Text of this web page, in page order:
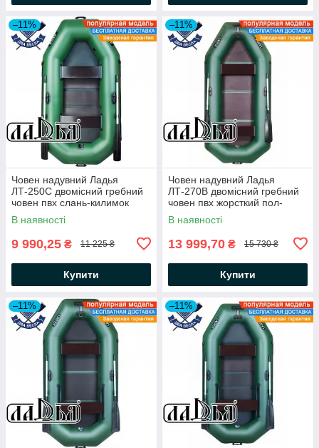
–11%
Човен надувний Ладья
ЛТ-250С двомісний гребний
човен пвх слань-килимок
балони 37
В наявності
9 990,25 ₴ 11 225 ₴
Купити
–11%
Човен надувний Ладья
ЛТ-270В двомісний гребний
човен пвх жорсткий пол-
книжка балони 37
В наявності
13 999,70 ₴ 15 730 ₴
Купити
–11% –11%